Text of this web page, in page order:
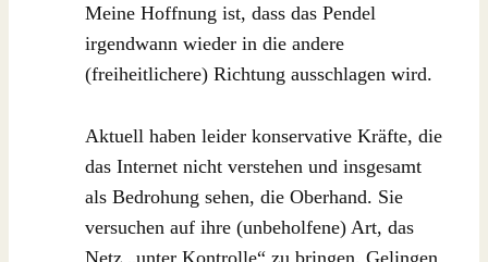
Meine Hoffnung ist, dass das Pendel
irgendwann wieder in die andere
(freiheitlichere) Richtung ausschlagen wird.
Aktuell haben leider konservative Kräfte, die
das Internet nicht verstehen und insgesamt
als Bedrohung sehen, die Oberhand. Sie
versuchen auf ihre (unbeholfene) Art, das
Netz „unter Kontrolle“ zu bringen. Gelingen